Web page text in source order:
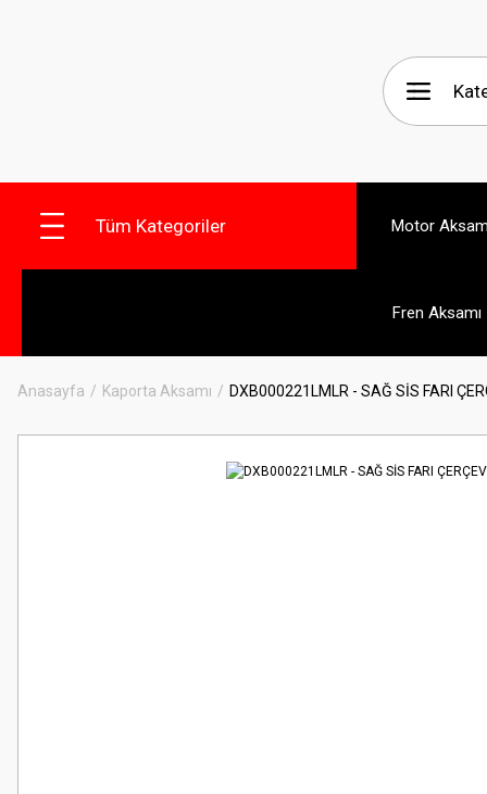
Tüm Kategoriler Motor
Fren Aksamı
Anasayfa Kaporta Aksamı DXB000221LMLR - SAĞ SİS FARI